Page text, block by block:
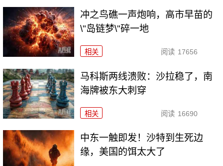
冲之鸟礁一声炮响，高市早苗的
\"岛链梦\"碎一地
相关 阅读 17656
马科斯两线溃败：沙拉稳了，南
海牌被东大刺穿
相关 阅读 16690
中东一触即发！沙特到生死边
缘，美国的饵太大了